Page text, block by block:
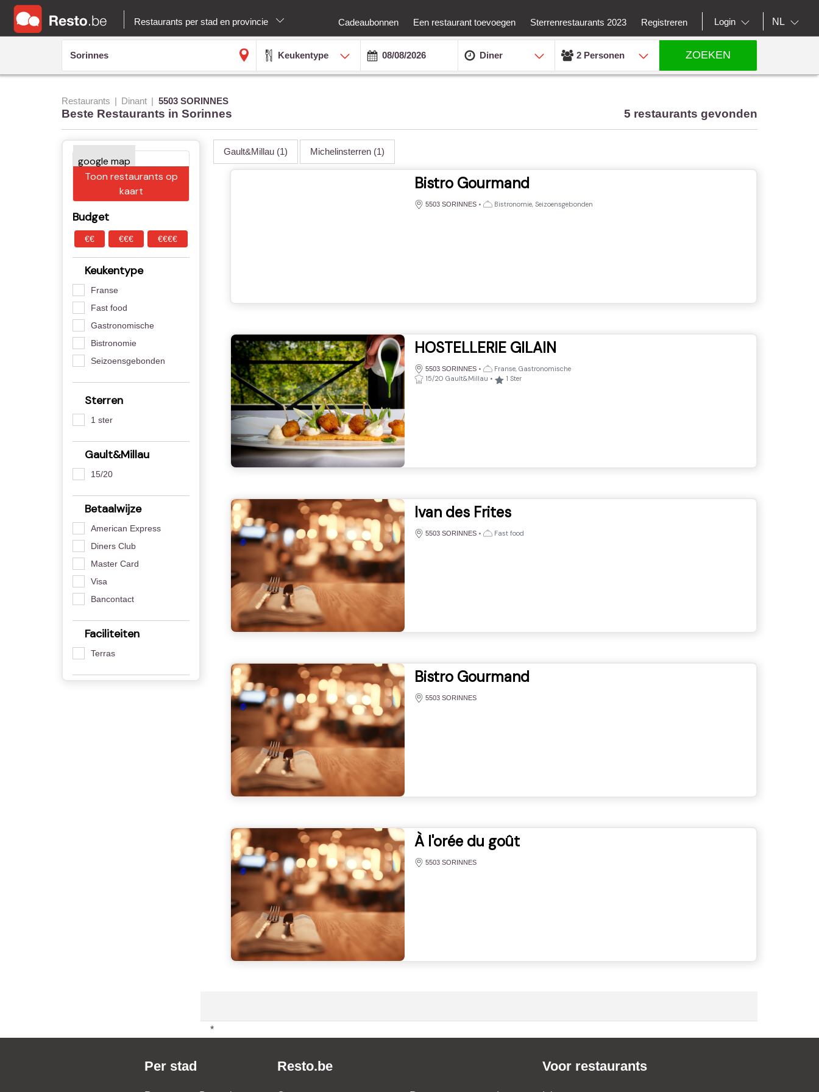
Restaurants per stad en provincie Cadeaubonnen Een restaurant toevoegen Sterrenrestaurants 2023 Registreren Login NL
Keukentype Diner 2 Personen ZOEKEN
Restaurants Dinant 5503 SORINNES
Beste Restaurants in Sorinnes 5 restaurants gevonden
Toon restaurants op
kaart
Budget
€€ €€€ €€€€
Keukentype
Franse
Fast food
Gastronomische
Bistronomie
Seizoensgebonden
Sterren
1 ster
Gault&Millau
15/20
Betaalwijze
American Express
Diners Club
Master Card
Visa
Bancontact
Faciliteiten
Terras
Gault&Millau (1) Michelinsterren (1)
Bistro Gourmand
5503 SORINNES • Bistronomie, Seizoensgebonden
HOSTELLERIE GILAIN
5503 SORINNES •
Franse, Gastronomische
15/20 Gault&Millau • 1 Ster
Ivan des Frites
5503 SORINNES • Fast food
Bistro Gourmand
5503 SORINNES
À l'orée du goût
5503 SORINNES
*
Per stad Resto.be Voor restaurants